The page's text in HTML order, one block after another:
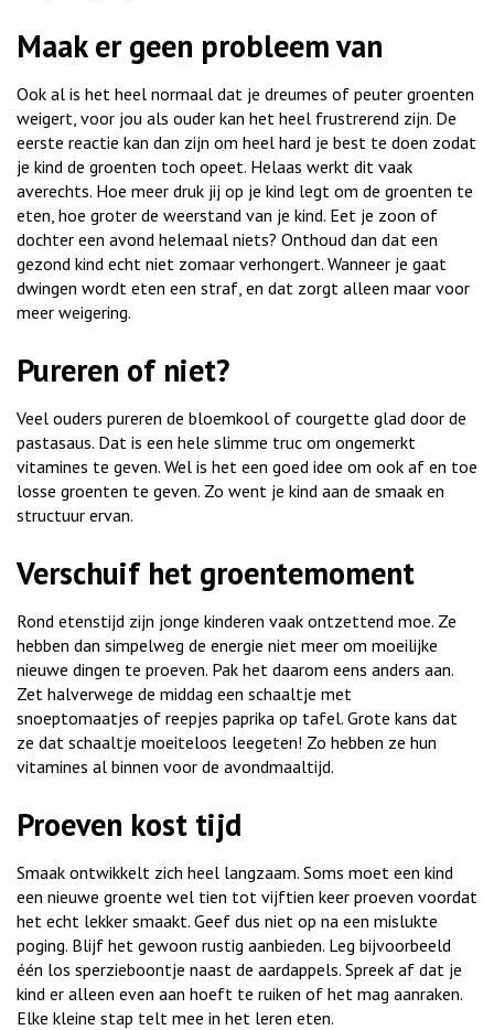
Maak er geen probleem van
Ook al is het heel normaal dat je dreumes of peuter groenten
weigert, voor jou als ouder kan het heel frustrerend zijn. De
eerste reactie kan dan zijn om heel hard je best te doen zodat
je kind de groenten toch opeet. Helaas werkt dit vaak
averechts. Hoe meer druk jij op je kind legt om de groenten te
eten, hoe groter de weerstand van je kind. Eet je zoon of
dochter een avond helemaal niets? Onthoud dan dat een
gezond kind echt niet zomaar verhongert. Wanneer je gaat
dwingen wordt eten een straf, en dat zorgt alleen maar voor
meer weigering.
Pureren of niet?
Veel ouders pureren de bloemkool of courgette glad door de
pastasaus. Dat is een hele slimme truc om ongemerkt
vitamines te geven. Wel is het een goed idee om ook af en toe
losse groenten te geven. Zo went je kind aan de smaak en
structuur ervan.
Verschuif het groentemoment
Rond etenstijd zijn jonge kinderen vaak ontzettend moe. Ze
hebben dan simpelweg de energie niet meer om moeilijke
nieuwe dingen te proeven. Pak het daarom eens anders aan.
Zet halverwege de middag een schaaltje met
snoeptomaatjes of reepjes paprika op tafel. Grote kans dat
ze dat schaaltje moeiteloos leegeten! Zo hebben ze hun
vitamines al binnen voor de avondmaaltijd.
Proeven kost tijd
Smaak ontwikkelt zich heel langzaam. Soms moet een kind
een nieuwe groente wel tien tot vijftien keer proeven voordat
het echt lekker smaakt. Geef dus niet op na een mislukte
poging. Blijf het gewoon rustig aanbieden. Leg bijvoorbeeld
één los sperzieboontje naast de aardappels. Spreek af dat je
kind er alleen even aan hoeft te ruiken of het mag aanraken.
Elke kleine stap telt mee in het leren eten.